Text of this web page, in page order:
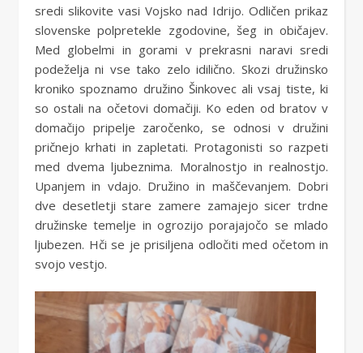
sredi slikovite vasi Vojsko nad Idrijo. Odličen prikaz
slovenske polpretekle zgodovine, šeg in običajev.
Med globelmi in gorami v prekrasni naravi sredi
podeželja ni vse tako zelo idilično. Skozi družinsko
kroniko spoznamo družino Šinkovec ali vsaj tiste, ki
so ostali na očetovi domačiji. Ko eden od bratov v
domačijo pripelje zaročenko, se odnosi v družini
pričnejo krhati in zapletati. Protagonisti so razpeti
med dvema ljubeznima. Moralnostjo in realnostjo.
Upanjem in vdajo. Družino in maščevanjem. Dobri
dve desetletji stare zamere zamajejo sicer trdne
družinske temelje in ogrozijo porajajočo se mlado
ljubezen. Hči se je prisiljena odločiti med očetom in
svojo vestjo.